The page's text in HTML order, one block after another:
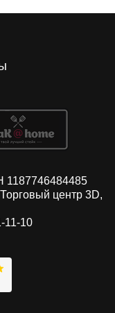
1187746484485
центр 3D,
11-10